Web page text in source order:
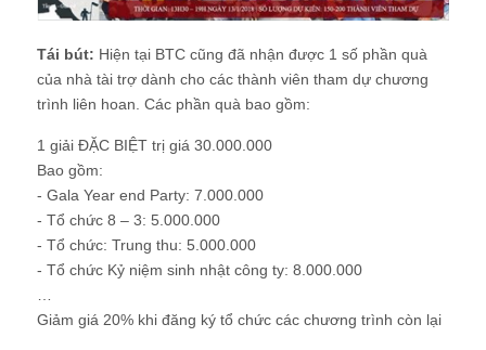
Tái bút: Hiện tại BTC cũng đã nhận được 1 số phần quà
của nhà tài trợ dành cho các thành viên tham dự chương
trình liên hoan. Các phần quà bao gồm:
1 giải ĐẶC BIỆT trị giá 30.000.000
Bao gồm:
- Gala Year end Party: 7.000.000
- Tổ chức 8 – 3: 5.000.000
- Tổ chức: Trung thu: 5.000.000
- Tổ chức Kỷ niệm sinh nhật công ty: 8.000.000
Giảm giá 20% khi đăng ký tổ chức các chương trình còn lại